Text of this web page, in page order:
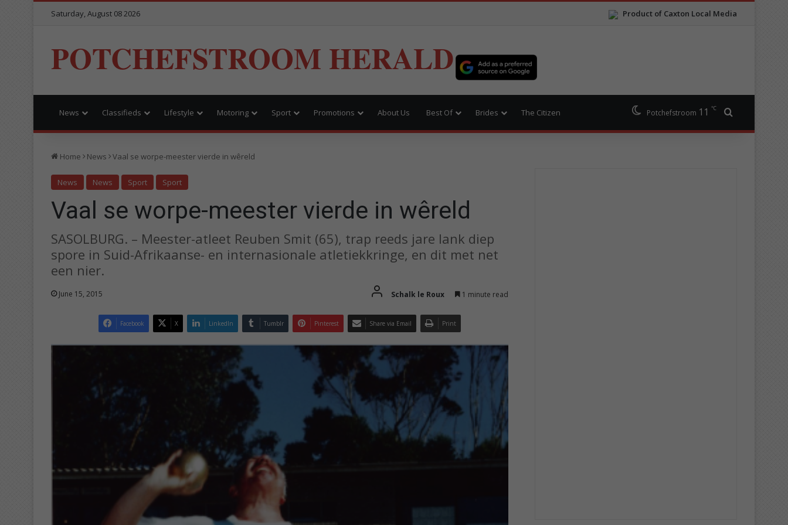
Product of Caxton Local Media
Saturday, August 08 2026
POTCHEFSTROOM HERALD
News Classifieds Lifestyle Motoring Sport Promotions About Us Best Of Brides The Citizen Potchefstroom 11 ℃
Home News Vaal se worpe-meester vierde in wêreld
News News Sport Sport
Vaal se worpe-meester vierde in wêreld
SASOLBURG. – Meester-atleet Reuben Smit (65), trap reeds jare lank diep
spore in Suid-Afrikaanse- en internasionale atletiekkringe, en dit met net
een nier.
June 15, 2015 Schalk le Roux 1 minute read
Facebook X LinkedIn Tumblr Pinterest Share via Email Print